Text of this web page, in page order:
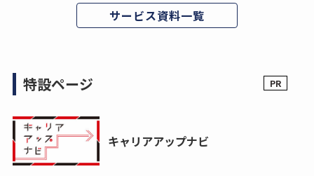
サービス資料一覧
特設ページ
キャリアアップナビ